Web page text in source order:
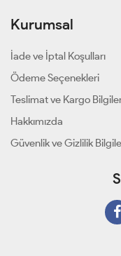
Kurumsal
İade ve İptal Koşulları
Ödeme Seçenekleri
Teslimat ve Kargo
Hakkımızda
Güvenlik ve Gizlilik